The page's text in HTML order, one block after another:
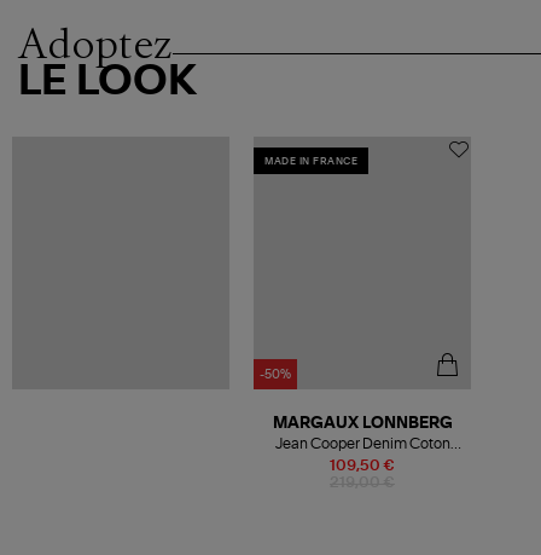
Adoptez
LE LOOK
MADE IN FRANCE
-50%
109,50 €
MARGAUX LONNBERG
Jean Cooper Denim Coton
Bleu Clair